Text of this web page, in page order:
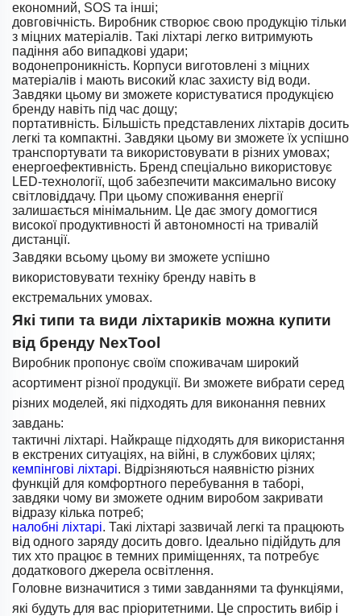
економний, SOS та інші;
довговічність. Виробник створює свою продукцію тільки
з міцних матеріалів. Такі ліхтарі легко витримують
падіння або випадкові удари;
водонепроникність. Корпуси виготовлені з міцних
матеріалів і мають високий клас захисту від води.
Завдяки цьому ви зможете користуватися продукцією
бренду навіть під час дощу;
портативність. Більшість представлених ліхтарів досить
легкі та компактні. Завдяки цьому ви зможете їх успішно
транспортувати та використовувати в різних умовах;
енергоефективність. Бренд спеціально використовує
LED-технології, щоб забезпечити максимально високу
світловіддачу. При цьому споживання енергії
залишається мінімальним. Це дає змогу домогтися
високої продуктивності й автономності на тривалій
дистанції.
Завдяки всьому цьому ви зможете успішно
використовувати техніку бренду навіть в
екстремальних умовах.
Які типи та види ліхтариків можна купити
від бренду NexTool
Виробник пропонує своїм споживачам широкий
асортимент різної продукції. Ви зможете вибрати серед
різних моделей, які підходять для виконання певних
завдань:
тактичні ліхтарі. Найкраще підходять для використання
в екстрених ситуаціях, на війні, в службових цілях;
кемпінгові ліхтарі. Відрізняються наявністю різних
функцій для комфортного перебування в таборі,
завдяки чому ви зможете одним виробом закривати
відразу кілька потреб;
налобні ліхтарі. Такі ліхтарі зазвичай легкі та працюють
від одного заряду досить довго. Ідеально підійдуть для
тих хто працює в темних приміщеннях, та потребує
додаткового джерела освітлення.
Головне визначитися з тими завданнями та функціями,
які будуть для вас пріоритетними. Це спростить вибір і